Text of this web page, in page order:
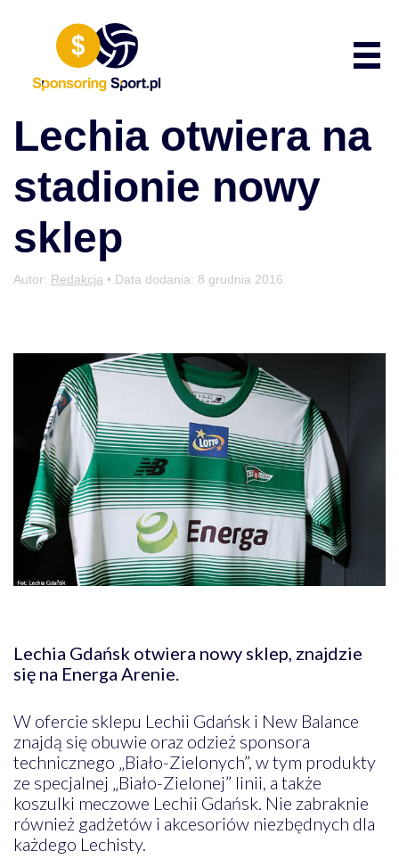
Lechia otwiera na
stadionie nowy
sklep
Autor: Redakcja • Data dodania: 8 grudnia 2016
Lechia Gdańsk otwiera nowy sklep, znajdzie
się na Energa Arenie.
W ofercie sklepu Lechii Gdańsk i New Balance
znajdą się obuwie oraz odzież sponsora
technicznego „Biało-Zielonych”, w tym produkty
ze specjalnej „Biało-Zielonej” linii, a także
koszulki meczowe Lechii Gdańsk. Nie zabraknie
również gadżetów i akcesoriów niezbędnych dla
każdego Lechisty.